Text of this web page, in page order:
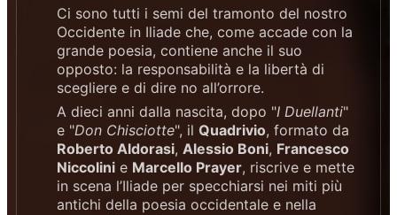
Ci sono tutti i semi del tramonto del nostro
Occidente in Iliade che, come accade con la
grande poesia, contiene anche il suo
opposto: la responsabilità e la libertà di
scegliere e di dire no all’orrore.
A dieci anni dalla nascita, dopo "I Duellanti"
e "Don Chisciotte", il Quadrivio, formato da
Roberto Aldorasi, Alessio Boni, Francesco
Niccolini e Marcello Prayer, riscrive e mette
in scena l’Iliade per specchiarsi nei miti più
antichi della poesia occidentale e nella